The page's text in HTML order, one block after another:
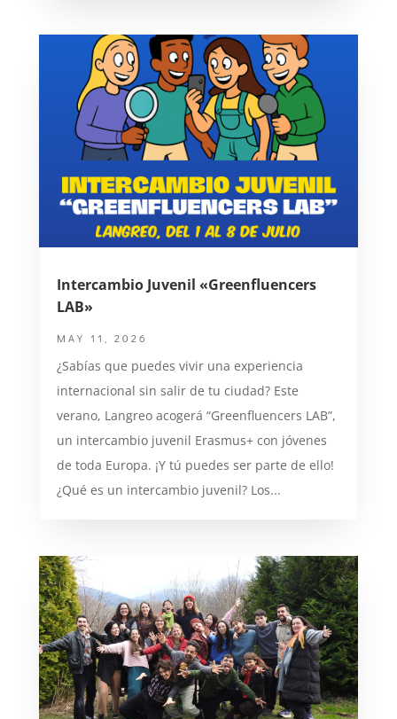
Intercambio Juvenil «Greenfluencers
LAB»
MAY 11, 2026
¿Sabías que puedes vivir una experiencia
internacional sin salir de tu ciudad? Este
verano, Langreo acogerá “Greenfluencers LAB”,
un intercambio juvenil Erasmus+ con jóvenes
de toda Europa. ¡Y tú puedes ser parte de ello!
¿Qué es un intercambio juvenil? Los...